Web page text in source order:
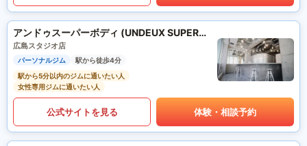
アンドゥスーパーボディ (UNDEUX SUPERBODY)
広島スタジオ店
パーソナルジム
駅から徒歩4分
駅から5分以内のジムに通いたい人
女性専用ジムに通いたい人
公式サイトを見る 体験・相談予約